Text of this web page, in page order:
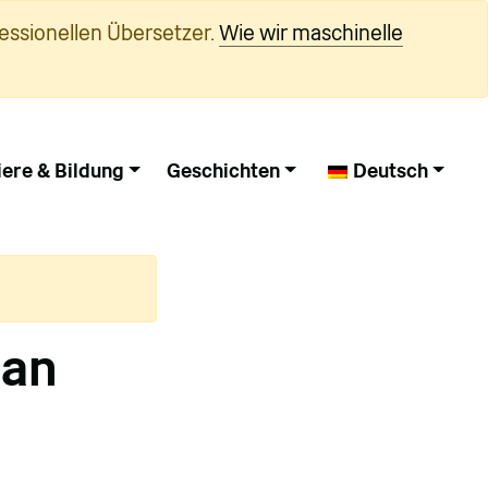
Übersetzer. Wie wir maschinelle
& Bildung Geschichten Deutsch